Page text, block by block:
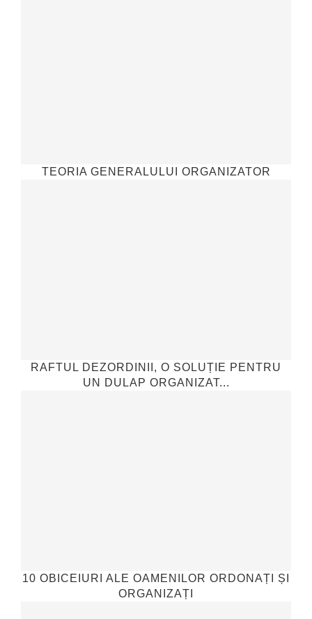
TEORIA GENERALULUI ORGANIZATOR
RAFTUL DEZORDINII, O SOLUȚIE PENTRU
UN DULAP ORGANIZAT...
10 OBICEIURI ALE OAMENILOR ORDONAȚI ȘI
ORGANIZAȚI